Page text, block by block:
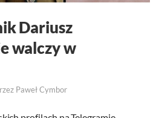
Dariusz
walczy w
Paweł Cymbor